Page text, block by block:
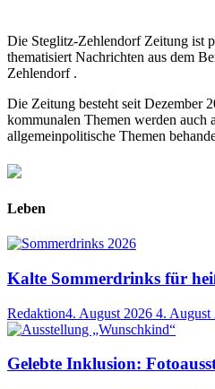
Die Steglitz-Zehlendorf Zeitung ist
thematisiert Nachrichten aus dem
Zehlendorf .
Die Zeitung besteht seit Dezember
kommunalen Themen werden auch
allgemeinpolitische Themen
Leben
Kalte Sommerdrinks für
Redaktion4. August 2026 4. August
Gelebte Inklusion: